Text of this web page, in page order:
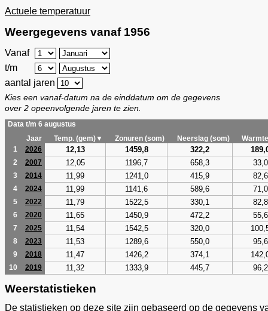
Actuele temperatuur
Weergegevens vanaf 1956
Vanaf
t/m
aantal jaren
Kies een vanaf-datum na de einddatum om de gegevens
over 2 opeenvolgende jaren te zien.
Data t/m 6 augustus
Jaar
Temp. (gem)▼ Zonuren (som) Neerslag (som)
1
2026 12,13 1459,8 322,2
2 2007 12,05 1196,7 658,3 33,0
3 2014 11,99 1241,0 415,9 82,6
4 2024 11,99 1141,6 589,6 71,0
5 2022 11,79 1522,5 330,1 82,8
6 2020 11,65 1450,9 472,2 55,6
7 2025 11,54 1542,5 320,0
8 2023 11,53 1289,6 550,0 95,6
9 2018 11,47 1426,2 374,1
10 2019 11,32 1333,9 445,7 96,2
Weerstatistieken
De statistieken op deze site zijn gebaseerd op de gegevens